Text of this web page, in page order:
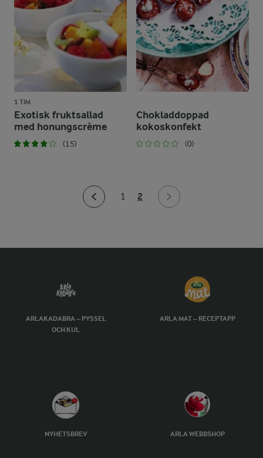
1 TIM
Exotisk fruktsallad
med honungscrème
(15)
Chokladdoppad
kokoskonfekt
(0)
1 2
ARLAKADABRA – PYSSEL
OCH KUL
ARLA MAT – RECEPTAPP
NYHETSBREV ARLA WEBBSHOP